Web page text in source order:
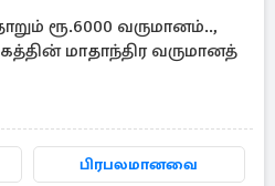
ரூ.6000 வருமானம்..,
மாதாந்திர வருமானத்
பிரபலமானவை